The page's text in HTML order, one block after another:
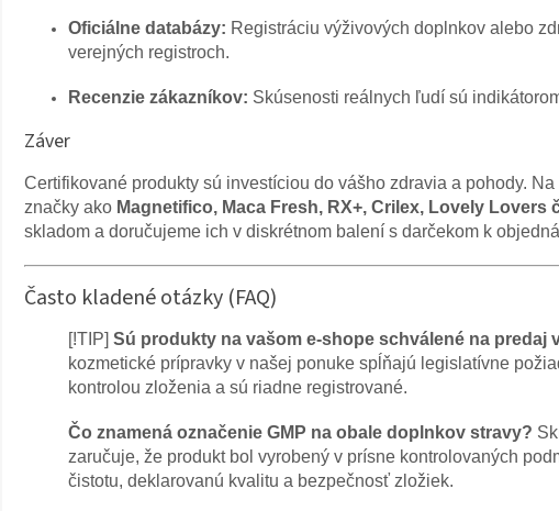
Oficiálne databázy: Registráciu výživových doplnkov alebo
verejných registroch.
Recenzie zákazníkov: Skúsenosti reálnych ľudí sú
Záver
Certifikované produkty sú investíciou do vášho zdravia a pohody. Na
značky ako Magnetifico, Maca Fresh, RX+, Crilex, Lovely Lovers
skladom a doručujeme ich v diskrétnom balení s darčekom k
Často kladené otázky (FAQ)
[!TIP] Sú produkty na vašom e-shope schválené na predaj
kozmetické prípravky v našej ponuke spĺňajú legislatívne
kontrolou zloženia a sú riadne registrované.
Čo znamená označenie GMP na obale doplnkov stravy?
zaručuje, že produkt bol vyrobený v prísne kontrolovaných
čistotu, deklarovanú kvalitu a bezpečnosť zložiek.